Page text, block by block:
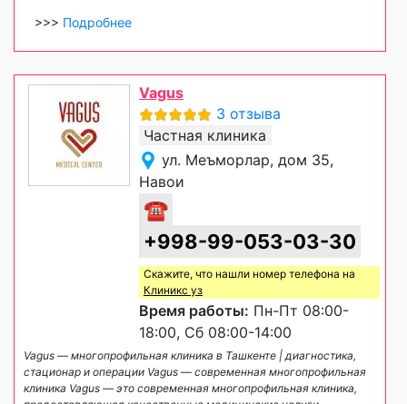
>>> Подробнее
Vagus
3 отзыва
Частная клиника
ул. Меъморлар, дом 35,
Навои
☎
+998-99-053-03-30
Скажите, что нашли номер телефона на
Клиникс уз
Время работы: Пн-Пт 08:00-
18:00, Сб 08:00-14:00
Vagus — многопрофильная клиника в Ташкенте | диагностика,
стационар и операции Vagus — современная многопрофильная
клиника Vagus — это современная многопрофильная клиника,